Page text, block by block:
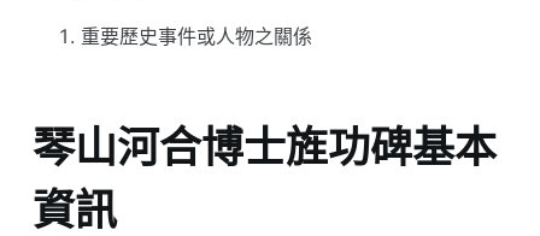
重要歷史事件或人物之關係
琴山河合博士旌功碑基本
資訊